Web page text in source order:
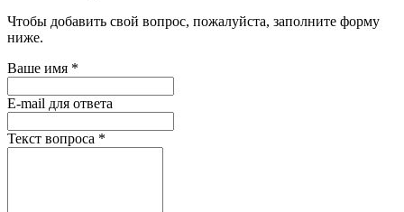
Чтобы добавить свой вопрос, пожалуйста, заполните форму
ниже.
Ваше имя *
E-mail для ответа
Текст вопроса *